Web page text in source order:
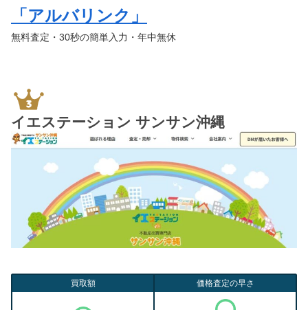
「アルバリンク」
無料査定・30秒の簡単入力・年中無休
イエステーション サンサン沖縄
買取額 価格査定の早さ